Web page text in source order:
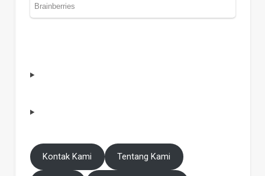
Kontak Kami Tentang Kami